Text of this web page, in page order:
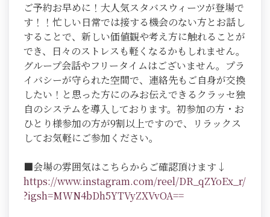
ご予約お早めに！大人気スタバスウィーツが登場で
す！！忙しい日常では接する機会のない方とお話し
することで、新しい価値観や考え方に触れることが
でき、日々のストレスも軽くなるかもしれません。
グループ会話やフリータイムはございません。プラ
イバシーが守られた空間で、連絡先もご自身が交換
したい！と思った方にのみお伝えできるクラッセ独
自のシステムを導入しております。初参加の方・お
ひとり様参加の方が9割以上ですので、リラックス
してお気軽にご参加ください。
■会場の雰囲気はこちらからご確認頂けます↓
https://www.instagram.com/reel/DR_qZYoEx_r/
?igsh=MWN4bDh5YTVyZXVvOA==